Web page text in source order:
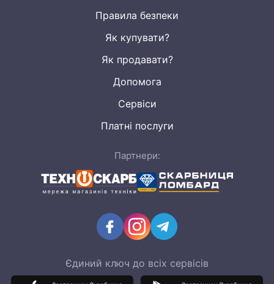
Правила безпеки
Як купувати?
Як продавати?
Допомога
Сервіси
Платні послуги
Партнери:
Єдиний ключ до всіх сервісів